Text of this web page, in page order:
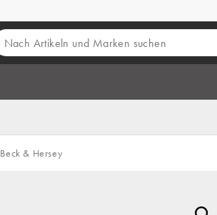
Beck & Hersey